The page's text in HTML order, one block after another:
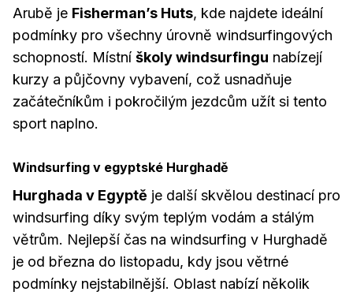
Arubě je Fisherman’s Huts, kde najdete ideální
podmínky pro všechny úrovně windsurfingových
schopností. Místní školy windsurfingu nabízejí
kurzy a půjčovny vybavení, což usnadňuje
začátečníkům i pokročilým jezdcům užít si tento
sport naplno.
Windsurfing v egyptské Hurghadě
Hurghada v Egyptě je další skvělou destinací pro
windsurfing díky svým teplým vodám a stálým
větrům. Nejlepší čas na windsurfing v Hurghadě
je od března do listopadu, kdy jsou větrné
podmínky nejstabilnější. Oblast nabízí několik